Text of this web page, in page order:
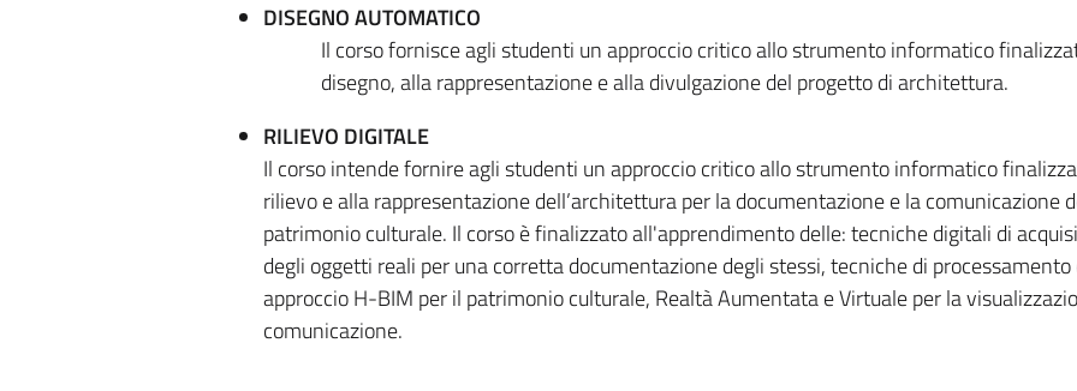
DISEGNO AUTOMATICO
Il corso fornisce agli studenti un approccio critico allo strumento informatico
disegno, alla rappresentazione e alla divulgazione del progetto di architettura.
RILIEVO DIGITALE
Il corso intende fornire agli studenti un approccio critico allo strumento informatico
rilievo e alla rappresentazione dell’architettura per la documentazione e la comunicazione
patrimonio culturale. Il corso è finalizzato all'apprendimento delle: tecniche digitali di
degli oggetti reali per una corretta documentazione degli stessi, tecniche di processamento
approccio H-BIM per il patrimonio culturale, Realtà Aumentata e Virtuale per la
comunicazione.